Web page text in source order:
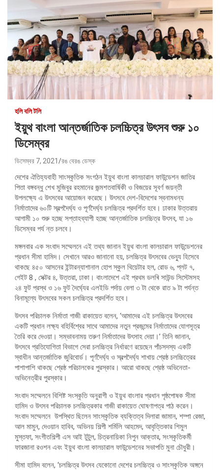
হলি বলি টলি
ইয়ুথ বাংলা আন্তর্জাতিক চলচ্চিত্র উৎসব শুরু ১০
ডিসেম্বর
ডিসেম্বর 7, 2021 রঙ বেরঙ ডেস্ক
দেশের ঐতিহ্যবাহী সাংস্কৃতিক সংগঠন ইয়ুথ বাংলা কালচারাল ফাউন্ডেশন জাতির
পিতা বঙ্গবন্ধু শেখ মুজিবুর রহমানের জন্মশতবার্ষিকী ও বিজয়ের সূবর্ণ জয়ন্তী
উপলক্ষ্যে এ উৎসবের আয়োজন করেছে। উৎসবে দেশ-বিদেশের স্বনামধন্য
নির্মাতাদের ৬০টি স্বল্পদৈর্ঘ্য ও পূর্ণদৈর্ঘ্য চলচ্চিত্র প্রদর্শিত হবে। ঢাকার উত্তরায়
আগামী ১০ শুরু হচ্ছে সপ্তাহব্যাপী হচ্ছে আন্তর্জাতিক চলচ্চিত্র উৎসব, যা ১৬
ডিসেম্বর পর্য ন্ত চলবে।
মঙ্গলবার এক সংবাদ সম্মেলনে এই তথ্য জানান ইয়ুথ বাংলা কালচারাল ফাউন্ডেশনের
প্রধান সীমা হামিদ। সেখানে আরও জানানো হয়, চলচ্চিত্র উৎসবের ভেন্যু হিসেবে
থাকছে ৪৫০ আসনের ইন্টারন্যাশানাল হােপ স্কুল থিয়েটার হল, রােড ৬, প্লট ৭,
গেইট 8 , সেক্টর ৪, উত্তরা, ঢাকা। বাংলাদেশে এই প্রথম ডলৰি সাউন্ড সিস্টেমসহ
২৪ ফুট প্রস্থ ও ১৬ ফুট দৈর্ঘ্যের এলইডি পর্দায় বেলা ৩ টা থেকে রাত ৯ টা পর্যন্ত
বিনামূল্যে উৎসবের সকল চলচ্চিত্র প্রদর্শিত হবে।
উৎসব পরিচালক নির্মাতা গাজী রাকায়েত বলেন, ‘আমাদের এই চলচ্চিত্র উৎসবের
একটি প্রধান লক্ষ্য বহির্বিশ্বের সাথে আমাদের নতুন প্রজন্মের নির্মাতাদের যােগসূত্র
তৈরি করে দেওয়া। সম্ভাবনাময় তরুণ নির্মাতাদের উৎসাহ দেয়া।’ তিনি জানান,
উৎসবে প্রতিযােগিতা বিভাগে সেরা চলচ্চিত্র নির্ধারণে রয়েছেন পাঁচসদস্য একটি
স্বাধীন আন্তর্জাতিক জুরিবাের্ড। পূর্ণদৈর্ঘ্য ও স্বল্পদৈর্ঘ্য শাখায় শ্রেষ্ঠ চলচ্চিত্রের
পাশাপাশি থাকছে শ্রেষ্ঠ পরিচালকের পুরস্কার। আরাে থাকছে শ্রেষ্ঠ অভিনেতা-
অভিনেত্রীর পুরস্কার।
সংবাদ সম্মেলনে বিশিষ্ট সংস্কৃতি অনুরাগী ও ইয়ুথ বাংলার প্রধান পৃষ্ঠপোষক সীমা
হামিদ ও উৎসব পরিচালক চলচ্চিত্রকার গাজী রাকায়েত ঘোষণাপত্র পাঠ করেন।
সংবাদ সম্মেলনে উপস্থিত ছিলেন সাংস্কৃতিক ব্যক্তিত্ব দিলারা জামান, শম্পা রেজা,
আল মামুন, দেওয়ান হাবিব, অভিনয় শিল্পী শর্মিলি আহমেদ, আবৃত্তিকার শিমুল
মুস্তফা, সংগীতশিল্পী এস আই টুটুল, চিত্রনায়িকা নিপুন আক্তার, সংস্কৃতিকর্মী
ফারজানা রওশন এবং ইয়ুথ বাংলা কালচারাল ফাউন্ডেশনের সভাপতি মুনা চৌধুরী।
সীমা হামিদ বলেন, ‘চলচ্চিত্র উৎসব যেকোনো দেশের চলচ্চিত্র ও সাংস্কৃতিক অঙ্গনে